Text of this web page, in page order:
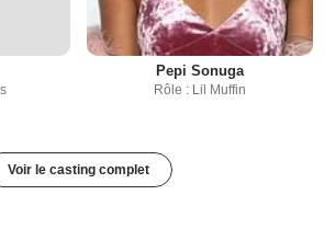
Pepi Sonuga
Rôle : Lil Muffin
Voir le casting complet